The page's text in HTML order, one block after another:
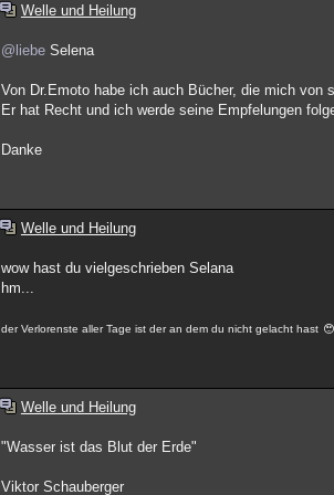
Welle und Heilung
@liebe Selena
Von Dr.Emoto habe ich auch Bücher, die mich von
Er hat Recht und ich werde seine Empfelungen
Danke
Welle und Heilung
wow hast du vielgeschrieben Selana
hm...
der Verlorenste aller Tage ist der an dem du nicht gelacht hast
Welle und Heilung
"Wasser ist das Blut der Erde"
Viktor Schauberger